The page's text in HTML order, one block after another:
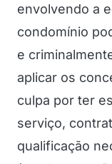
envolvendo a
condomínio
e
aplicar os
culpa por ter
serviço,
qualificação